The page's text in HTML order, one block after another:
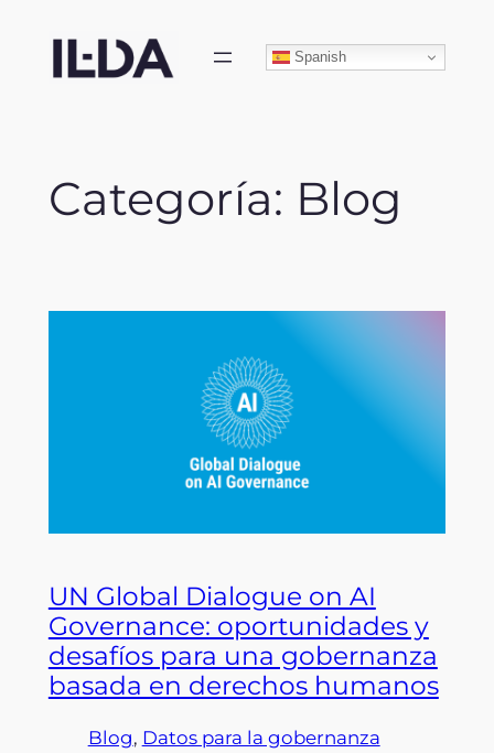
content
Spanish
Categoría: Blog
UN Global Dialogue on AI
Governance: oportunidades y
desafíos para una gobernanza
basada en derechos humanos
Blog, Datos para la gobernanza